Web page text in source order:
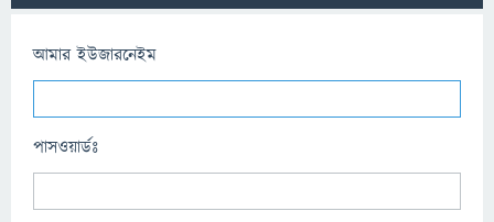
আমার ইউজারনেইম
পাসওয়ার্ডঃ